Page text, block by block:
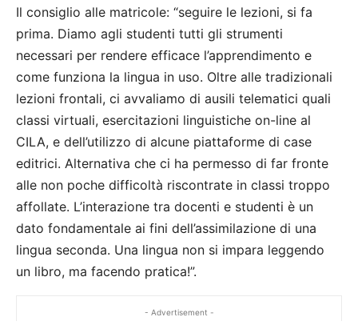
Il consiglio alle matricole: “seguire le lezioni, si fa
prima. Diamo agli studenti tutti gli strumenti
necessari per rendere efficace l’apprendimento e
come funziona la lingua in uso. Oltre alle tradizionali
lezioni frontali, ci avvaliamo di ausili telematici quali
classi virtuali, esercitazioni linguistiche on-line al
CILA, e dell’utilizzo di alcune piattaforme di case
editrici. Alternativa che ci ha permesso di far fronte
alle non poche difficoltà riscontrate in classi troppo
affollate. L’interazione tra docenti e studenti è un
dato fondamentale ai fini dell’assimilazione di una
lingua seconda. Una lingua non si impara leggendo
un libro, ma facendo pratica!”.
- Advertisement -